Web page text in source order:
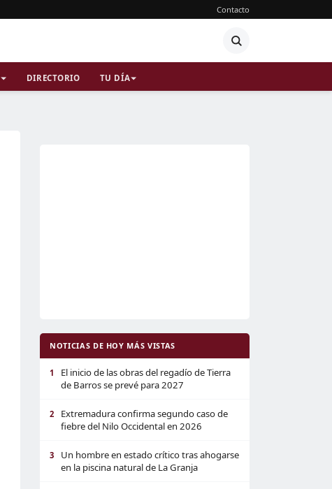
Contacto
DIRECTORIO TU DÍA
NOTICIAS DE HOY MÁS VISTAS
1
El inicio de las obras del regadío de Tierra
de Barros se prevé para 2027
2
Extremadura confirma segundo caso de
fiebre del Nilo Occidental en 2026
3
Un hombre en estado crítico tras ahogarse
en la piscina natural de La Granja